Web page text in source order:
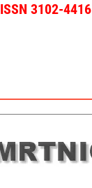
ISSN 3102-4416